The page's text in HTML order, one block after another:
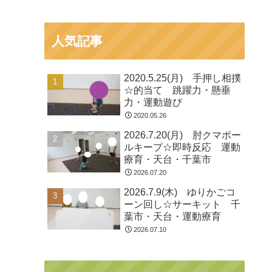
人気記事
2020.5.25(月) 手押し相撲
☆的当て 跳躍力・懸垂
力・運動遊び
2020.05.26
2026.7.20(月) 肘クマボー
ルキープ☆即時反応 運動
療育・天台・千葉市
2026.07.20
2026.7.9(木) ゆりかごコ
ーン回し☆サーキット 千
葉市・天台・運動療育
2026.07.10